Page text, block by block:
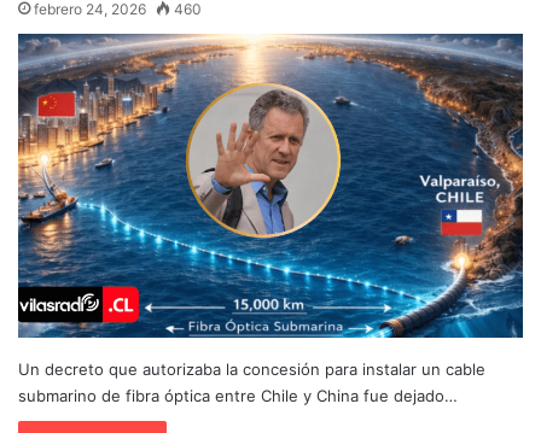
febrero 24, 2026 460
Un decreto que autorizaba la concesión para instalar un cable
submarino de fibra óptica entre Chile y China fue dejado…